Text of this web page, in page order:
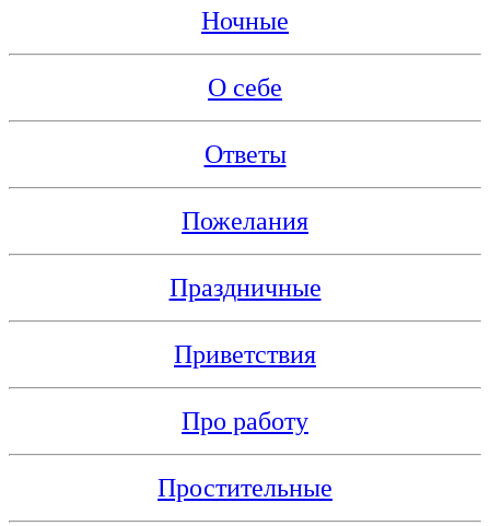
Ночные
О себе
Ответы
Пожелания
Праздничные
Приветствия
Про работу
Простительные